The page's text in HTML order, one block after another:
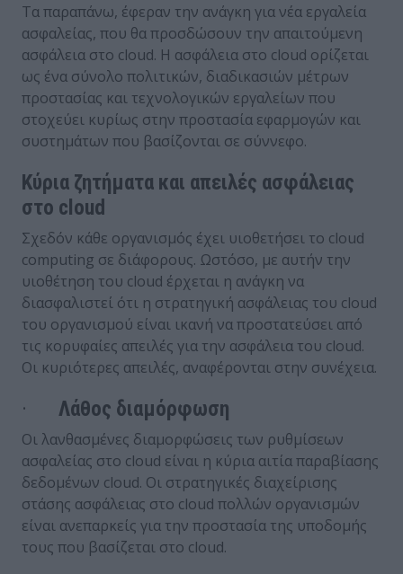
Τα παραπάνω, έφεραν την ανάγκη για νέα εργαλεία
ασφαλείας, που θα προσδώσουν την απαιτούμενη
ασφάλεια στο cloud. Η ασφάλεια στο cloud ορίζεται
ως ένα σύνολο πολιτικών, διαδικασιών μέτρων
προστασίας και τεχνολογικών εργαλείων που
στοχεύει κυρίως στην προστασία εφαρμογών και
συστημάτων που βασίζονται σε σύννεφο.
Κύρια ζητήματα και απειλές ασφάλειας
στο cloud
Σχεδόν κάθε οργανισμός έχει υιοθετήσει το cloud
computing σε διάφορους. Ωστόσο, με αυτήν την
υιοθέτηση του cloud έρχεται η ανάγκη να
διασφαλιστεί ότι η στρατηγική ασφάλειας του cloud
του οργανισμού είναι ικανή να προστατεύσει από
τις κορυφαίες απειλές για την ασφάλεια του cloud.
Οι κυριότερες απειλές, αναφέρονται στην συνέχεια.
· Λάθος διαμόρφωση
Οι λανθασμένες διαμορφώσεις των ρυθμίσεων
ασφαλείας στο cloud είναι η κύρια αιτία παραβίασης
δεδομένων cloud. Οι στρατηγικές διαχείρισης
στάσης ασφάλειας στο cloud πολλών οργανισμών
είναι ανεπαρκείς για την προστασία της υποδομής
τους που βασίζεται στο cloud.